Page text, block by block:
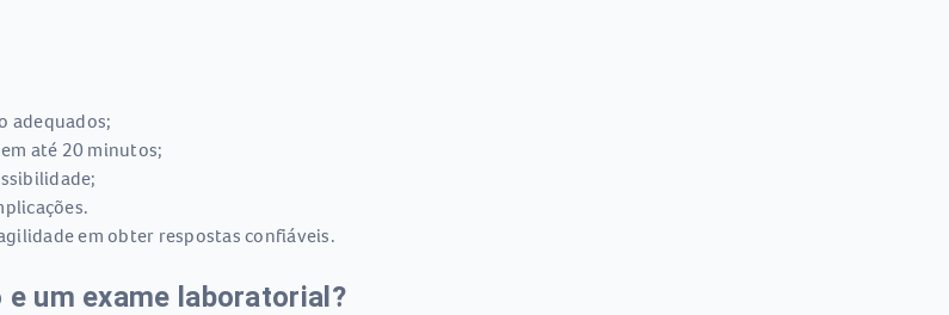
adequados;
até 20 minutos;
em obter respostas confiáveis.
um exame laboratorial?